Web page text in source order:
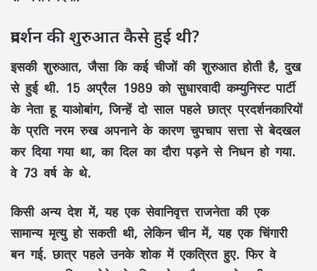
प्रदर्शन की शुरुआत कैसे हुई थी?
इसकी शुरुआत, जैसा कि कई चीजों की शुरुआत होती है, दुख
से हुई थी. 15 अप्रैल 1989 को सुधारवादी कम्युनिस्ट पार्टी
के नेता हू याओबांग, जिन्हें दो साल पहले छात्र प्रदर्शनकारियों
के प्रति नरम रुख अपनाने के कारण चुपचाप सत्ता से बेदखल
कर दिया गया था, का दिल का दौरा पड़ने से निधन हो गया.
वे 73 वर्ष के थे.
किसी अन्य देश में, यह एक सेवानिवृत्त राजनेता की एक
सामान्य मृत्यु हो सकती थी, लेकिन चीन में, यह एक चिंगारी
बन गई. छात्र पहले उनके शोक में एकत्रित हुए. फिर वे